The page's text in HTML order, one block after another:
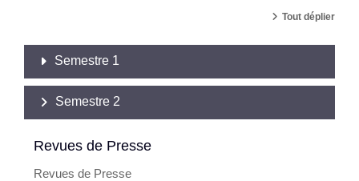
Tout déplier
Semestre 1
Semestre 2
Revues de Presse
Revues de Presse